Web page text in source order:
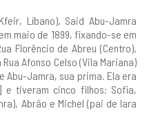
Líbano), Said Abu-Jamra
maio de 1899, fixando-se em
Florêncio de Abreu (Centro),
Afonso Celso (Vila Mariana)
Abu-Jamra, sua prima. Ela era
e tiveram cinco filhos: Sofia,
Abrão e Michel (pai de Iara